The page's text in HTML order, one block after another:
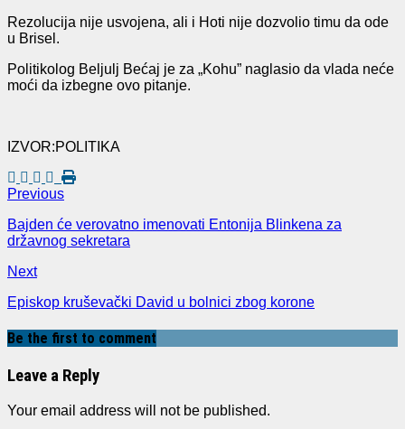
Rezolucija nije usvojena, ali i Hoti nije dozvolio timu da ode
u Brisel.
Politikolog Beljulj Bećaj je za „Kohu” naglasio da vlada neće
moći da izbegne ovo pitanje.
IZVOR:POLITIKA
Previous
Bajden će verovatno imenovati Entonija Blinkena za
državnog sekretara
Next
Episkop kruševački David u bolnici zbog korone
Be the first to comment
Leave a Reply
Your email address will not be published.